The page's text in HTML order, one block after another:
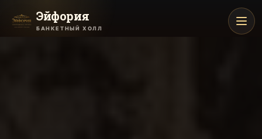
Эйфория
БАНКЕТНЫЙ ХОЛЛ